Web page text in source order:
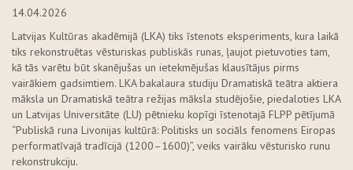
14.04.2026
Latvijas Kultūras akadēmijā (LKA) tiks īstenots eksperiments, kura laikā
tiks rekonstruētas vēsturiskas publiskās runas, ļaujot pietuvoties tam,
kā tās varētu būt skanējušas un ietekmējušas klausītājus pirms
vairākiem gadsimtiem. LKA bakalaura studiju Dramatiskā teātra aktiera
māksla un Dramatiskā teātra režijas māksla studējošie, piedaloties LKA
un Latvijas Universitāte (LU) pētnieku kopīgi īstenotajā FLPP pētījumā
“Publiskā runa Livonijas kultūrā: Politisks un sociāls fenomens Eiropas
performatīvajā tradīcijā (1200–1600)”, veiks vairāku vēsturisko runu
rekonstrukciju.